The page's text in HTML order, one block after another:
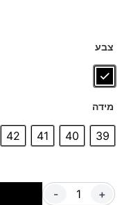
צבע
מידה
39
40
41
42
- +